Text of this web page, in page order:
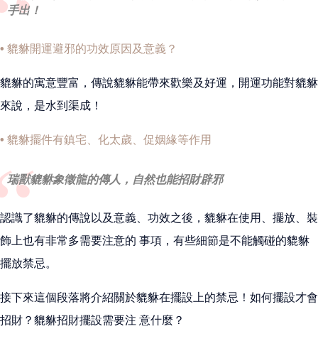
手出！
• 貔貅開運避邪的功效原因及意義？
貔貅的寓意豐富，傳說貔貅能帶來歡樂及好運，開運功能對貔貅
來說，是水到渠成！
• 貔貅擺件有鎮宅、化太歲、促姻緣等作用
瑞獸貔貅象徵龍的傳人，自然也能招財辟邪
認識了貔貅的傳說以及意義、功效之後，貔貅在使用、擺放、裝
飾上也有非常多需要注意的 事項，有些細節是不能觸碰的貔貅
擺放禁忌。
接下來這個段落將介紹關於貔貅在擺設上的禁忌！如何擺設才會
招財？貔貅招財擺設需要注 意什麼？